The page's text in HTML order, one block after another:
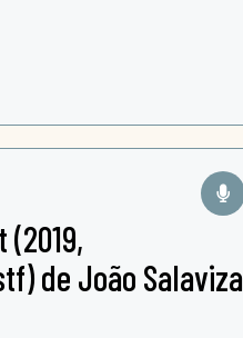
de João Salaviza